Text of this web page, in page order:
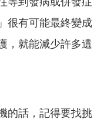
很有可能最終變成
，就能減少許多遺
的話，記得要找挑